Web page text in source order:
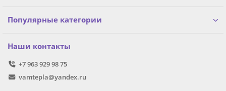
Популярные категории
Наши контакты
+7 963 929 98 75
vamtepla@yandex.ru